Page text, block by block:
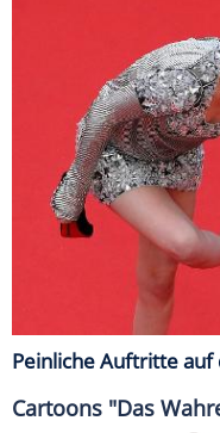
Peinliche Auftritte
Cartoons "Das